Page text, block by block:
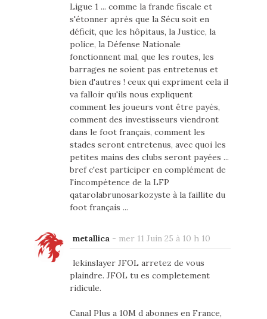
Ligue 1 ... comme la frande fiscale et
s'étonner après que la Sécu soit en
déficit, que les hôpitaus, la Justice, la
police, la Défense Nationale
fonctionnent mal, que les routes, les
barrages ne soient pas entretenus et
bien d'autres ! ceux qui expriment cela il
va falloir qu'ils nous expliquent
comment les joueurs vont être payés,
comment des investisseurs viendront
dans le foot français, comment les
stades seront entretenus, avec quoi les
petites mains des clubs seront payées ...
bref c'est participer en complément de
l'incompétence de la LFP
qatarolabrunosarkozyste à la faillite du
foot français ...
metallica - mer 11 Juin 25 à 10 h 10
lekinslayer JFOL arretez de vous
plaindre. JFOL tu es completement
ridicule.
Canal Plus a 10M d abonnes en France,